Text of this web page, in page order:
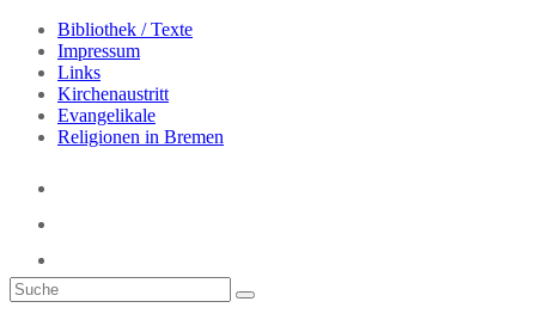
Bibliothek / Texte
Impressum
Links
Kirchenaustritt
Evangelikale
Religionen in Bremen